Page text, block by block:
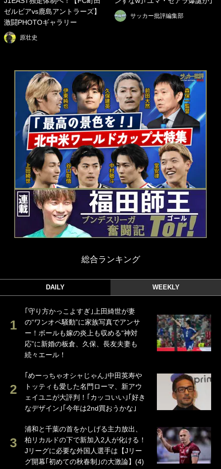
ゼルビアvs鹿島アントラーズ】
激闘PHOTOギャラリー
原壮史
サッカー批評編集部
総合ランキング
DAILY WEEKLY
｢守り方かっこよすぎ｣上田綺世が妻
の“ワンオペ騒動”に家族写真でアンサ
ー！ボールも嫁の炎上も収める“神対
応”に新婚の板倉、久保、長友夫妻も
続々エール！
｢めーっちゃオシャじゃん｣中田英寿や
トッティも愛した名門ローマ、新アウ
ェイユニが大評判！｢カッコいい｣｢好き
なデザイン｣｢今年は2nd買おうかな｣
浦和と千葉の首をかしげる主力放出、
柏リカルドの下で新加入2人が化ける！
Jリーグに必要な外国人選手は【Jリー
グ開幕｢初めての秋春制｣の大激論】(4)